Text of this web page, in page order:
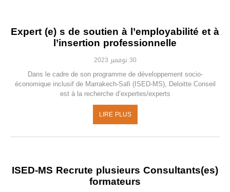
Expert (e) s de soutien à l’employabilité et à
l’insertion professionnelle
30 نوفمبر 2023
Dans le cadre de son programme de développement socio-
économique inclusif de Marrakech-Safi (ISED-MS), Deloitte Conseil
est à la recherche d’expertes/experts
LIRE PLUS
ISED-MS Recrute plusieurs Consultants(es)
formateurs